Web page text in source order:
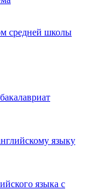
средней школы
языку
языка с